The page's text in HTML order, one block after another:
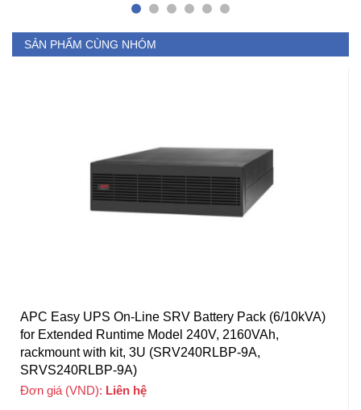
SẢN PHẨM CÙNG NHÓM
APC Easy UPS On-Line SRV Battery Pack (6/10kVA)
for Extended Runtime Model 240V, 2160VAh,
rackmount with kit, 3U (SRV240RLBP-9A,
SRVS240RLBP-9A)
Đơn giá (VND): Liên hệ